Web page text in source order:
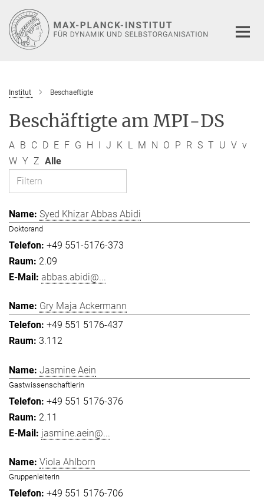
Hauptinhalt
Institut Beschaeftigte
Beschäftigte am MPI-DS
A B C D E F G H I J K L M N O P R S T U V v
W Y Z Alle
Syed Khizar Abbas Abidi
Doktorand
+49 551-5176-373
2.09
abbas.abidi@...
Gry Maja Ackermann
+49 551 5176-437
3.112
Jasmine Aein
Gastwissenschaftlerin
+49 551 5176-376
2.11
jasmine.aein@...
Viola Ahlborn
Gruppenleiterin
+49 551 5176-706